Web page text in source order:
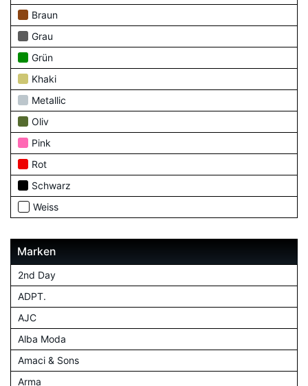
Braun
Grau
Grün
Khaki
Metallic
Oliv
Pink
Rot
Schwarz
Weiss
Marken
2nd Day
ADPT.
AJC
Alba Moda
Amaci & Sons
Arma